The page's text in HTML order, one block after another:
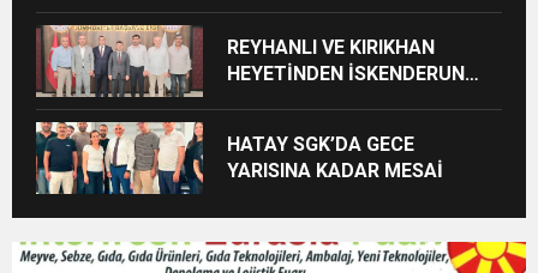
BAŞLATILDI”
REYHANLI VE KIRIKHAN
HEYETİNDEN İSKENDERUN
HATAY SGK’DA GECE
YARISINA KADAR MESAİ